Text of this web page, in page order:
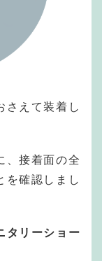
さえて装着し
、接着面の全
を確認しまし
タリーショー